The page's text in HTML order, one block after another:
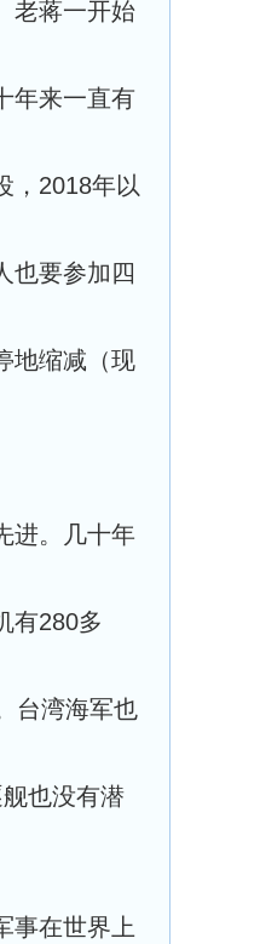
老蒋一开始
年来一直有
，2018年以
也要参加四
地缩减（现
进。几十年
有280多
台湾海军也
也没有潜
事在世界上